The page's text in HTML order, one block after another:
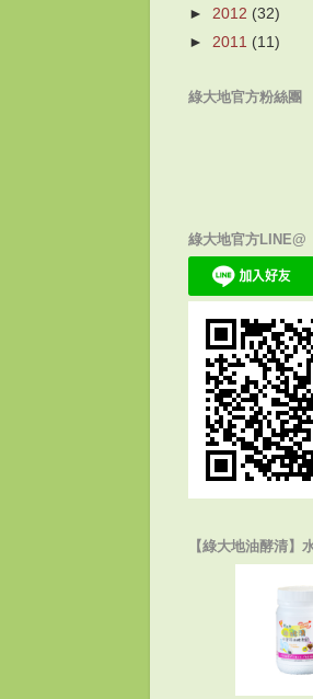
► 2012 (32)
► 2011 (11)
綠大地官方粉絲團
綠大地官方LINE@
【綠大地油酵清】